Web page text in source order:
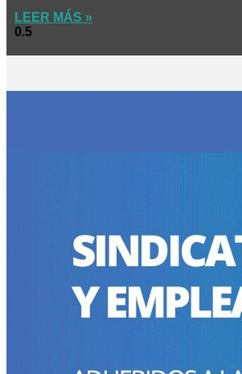
LEER MÁS »